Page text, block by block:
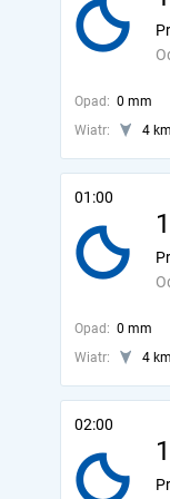
Opad: 0 mm
Wiatr:
4
01:00
Opad: 0 mm
Wiatr:
4
02:00